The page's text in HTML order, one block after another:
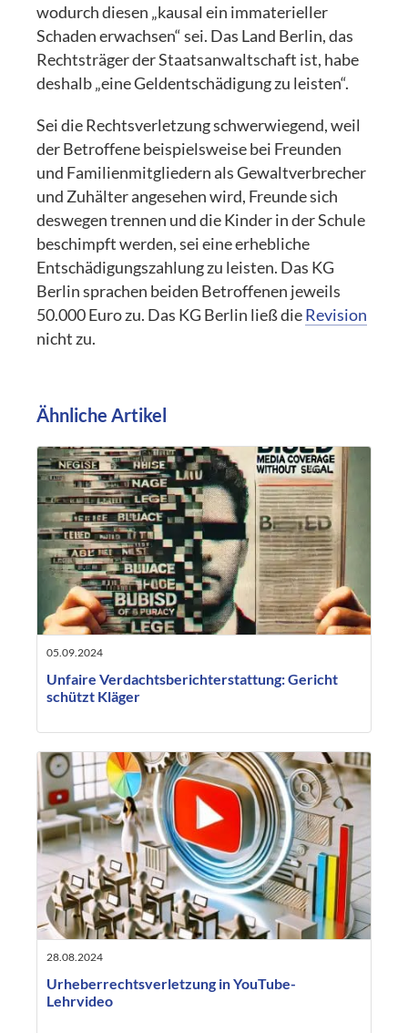
wodurch diesen „kausal ein immaterieller
Schaden erwachsen“ sei. Das Land Berlin, das
Rechtsträger der Staatsanwaltschaft ist, habe
deshalb „eine Geldentschädigung zu leisten“.
Sei die Rechtsverletzung schwerwiegend, weil
der Betroffene beispielsweise bei Freunden
und Familienmitgliedern als Gewaltverbrecher
und Zuhälter angesehen wird, Freunde sich
deswegen trennen und die Kinder in der Schule
beschimpft werden, sei eine erhebliche
Entschädigungszahlung zu leisten. Das KG
Berlin sprachen beiden Betroffenen jeweils
50.000 Euro zu. Das KG Berlin ließ dieRevision
nicht zu.
Ähnliche Artikel
05.09.2024
Unfaire Verdachtsberichterstattung: Gericht
schützt Kläger
28.08.2024
Urheberrechtsverletzung in YouTube-
Lehrvideo